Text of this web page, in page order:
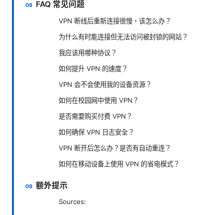
FAQ 常见问题
VPN 断线后重新连接很慢，该怎么办？
为什么有时能连接但无法访问被封锁的网站？
我应该用哪种协议？
如何提升 VPN 的速度？
VPN 会不会使用我的设备资源？
如何在校园网中使用 VPN？
是否需要购买付费 VPN？
如何确保 VPN 日志安全？
VPN 断开后怎么办？是否有自动重连？
如何在移动设备上使用 VPN 的省电模式？
额外提示
Sources: